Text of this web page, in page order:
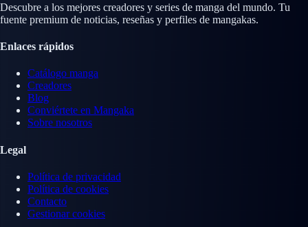
Descubre a los mejores creadores y series de manga del mundo. Tu
fuente premium de noticias, reseñas y perfiles de mangakas.
Enlaces rápidos
Catálogo manga
Creadores
Blog
Conviértete en Mangaka
Sobre nosotros
Legal
Política de privacidad
Política de cookies
Contacto
Gestionar cookies